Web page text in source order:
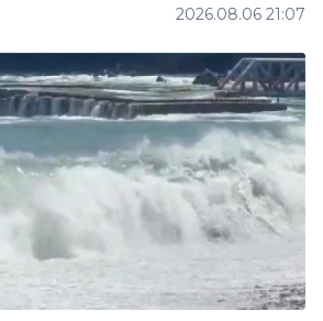
2026.08.06 21:07